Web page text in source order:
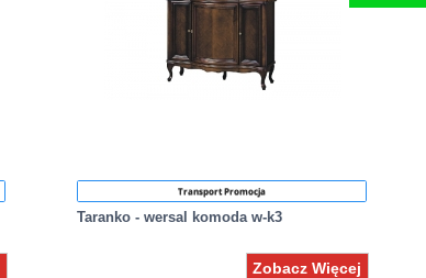
Transport Promocja
Taranko - wersal komoda w-k3
Zobacz Więcej